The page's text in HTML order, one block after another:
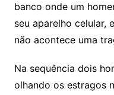
banco onde um
seu aparelho celular,
não acontece uma
Na sequência dois
olhando os estragos